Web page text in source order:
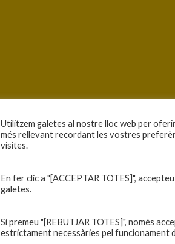
Utilitzem galetes al nostre lloc web per
més rellevant recordant les vostres
visites.
En fer clic a "[ACCEPTAR TOTES]",
galetes.
Si premeu "[REBUTJAR TOTES]", només
estrictament necessàries pel funcionament